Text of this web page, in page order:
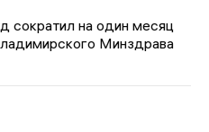
сократил на один месяц
Минздрава